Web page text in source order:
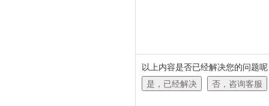
以上内容是否已经解决您的问题